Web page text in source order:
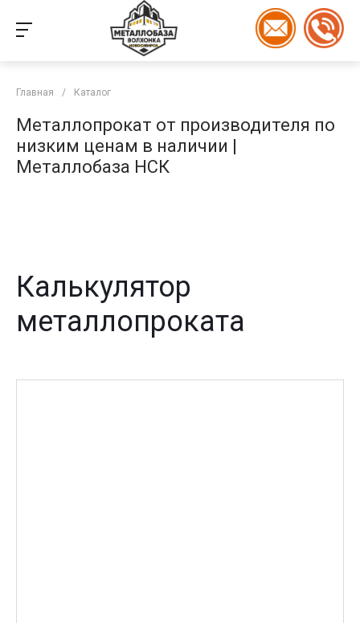
Главная / Каталог
Металлопрокат от производителя по
низким ценам в наличии |
Металлобаза НСК
Калькулятор
металлопроката